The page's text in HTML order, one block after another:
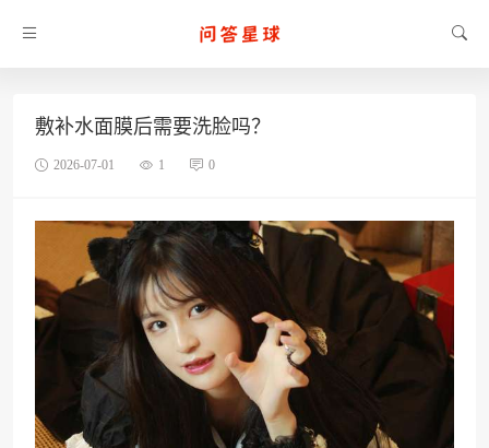
敷补水面膜后需要洗脸吗？
2026-07-01 1 0